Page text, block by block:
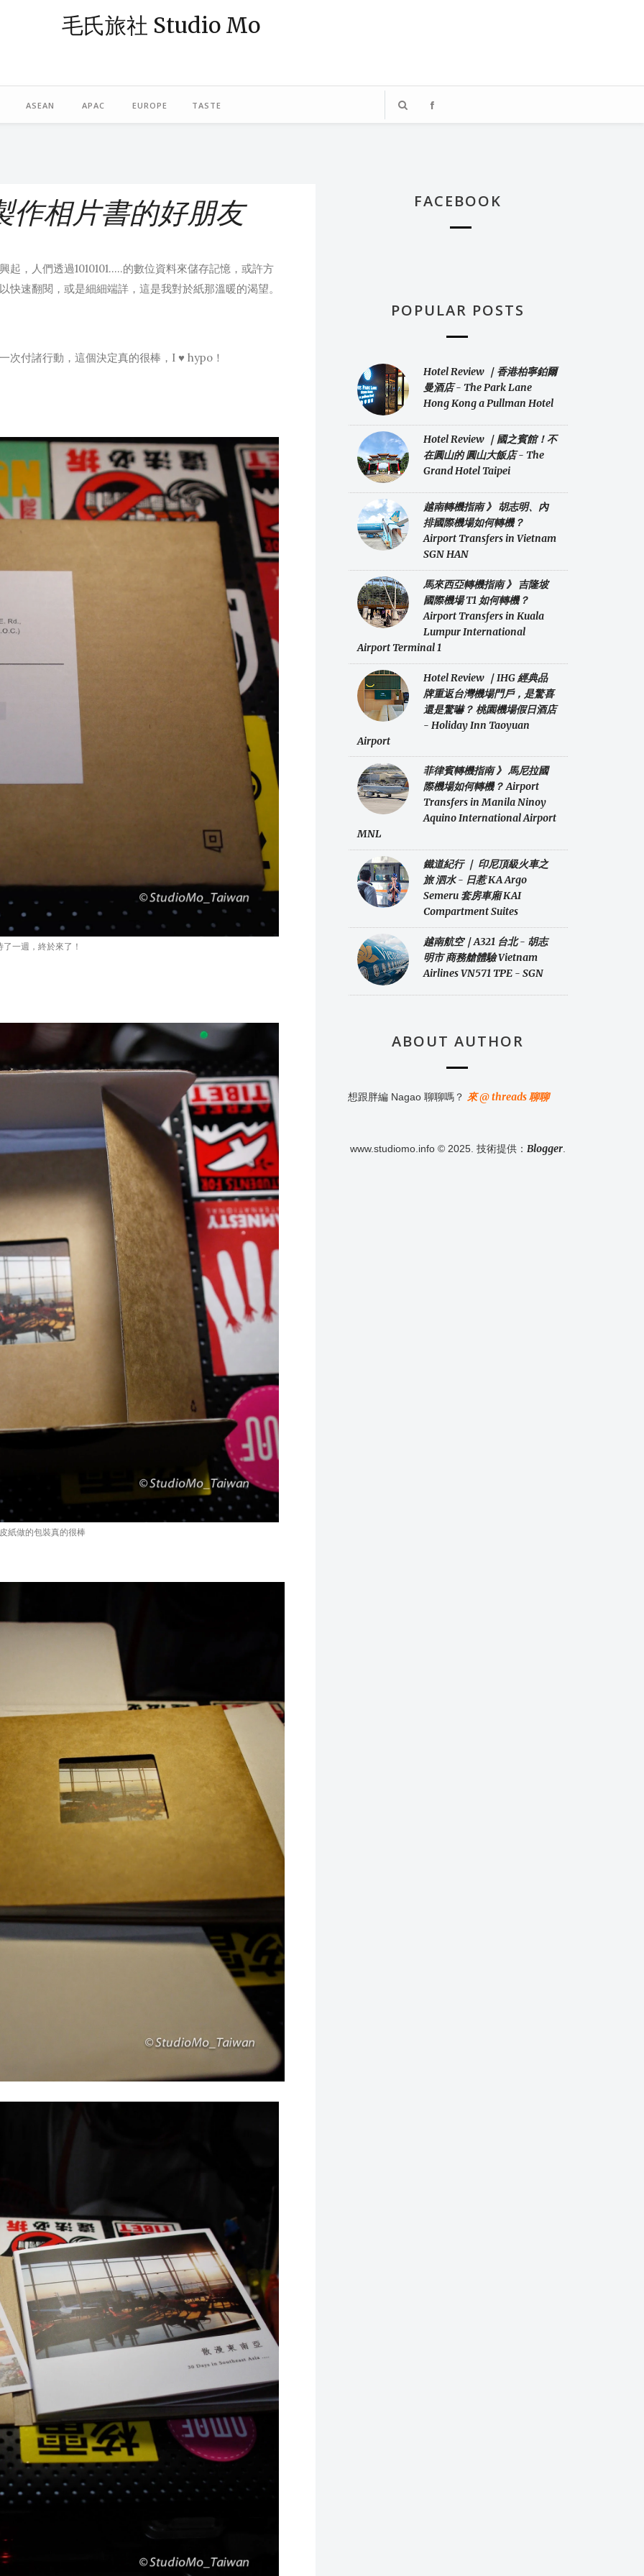
毛氏旅社 Studio Mo
ASEAN APAC EUROPE TASTE
相片書的好朋友
，人們透過1010101.....的數位資料來儲存記憶，或許方
速翻閱，或是細細端詳，這是我對於紙那溫暖的渴望。
次付諸行動，這個決定真的很棒，I ♥ hypo！
了一週，終於來了！
紙做的包裝真的很棒
FACEBOOK
POPULAR POSTS
Hotel Review ｜香港柏寧鉑爾
曼酒店 - The Park Lane
Hong Kong a Pullman Hotel
Hotel Review ｜國之賓館！不
在圓山的 圓山大飯店 - The
Grand Hotel Taipei
越南轉機指南 》 胡志明、內
排國際機場如何轉機？
Airport Transfers in Vietnam
SGN HAN
馬來西亞轉機指南 》 吉隆坡
國際機場 T1 如何轉機？
Airport Transfers in Kuala
Lumpur International
Airport Terminal 1
Hotel Review ｜IHG 經典品
牌重返台灣機場門戶，是驚喜
還是驚嚇？ 桃園機場假日酒店
- Holiday Inn Taoyuan
Airport
菲律賓轉機指南 》 馬尼拉國
際機場如何轉機？ Airport
Transfers in Manila Ninoy
Aquino International Airport
MNL
鐵道紀行 ｜ 印尼頂級火車之
旅 泗水 - 日惹 KA Argo
Semeru 套房車廂 KAI
Compartment Suites
越南航空｜A321 台北 - 胡志
明市 商務艙體驗 Vietnam
Airlines VN571 TPE - SGN
ABOUT AUTHOR
想跟胖編 Nagao 聊聊嗎？ 來 @ threads 聊聊
www.studiomo.info © 2025. 技術提供： Blogger